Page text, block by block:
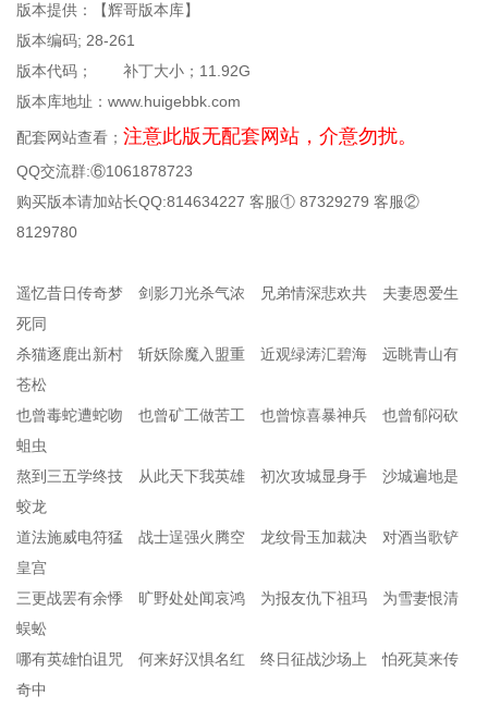
版本提供：【辉哥版本库】
版本编码; 28-261
版本代码； 补丁大小；11.92G
版本库地址：www.huigebbk.com
配套网站查看； 注意此版无配套网站，介意勿扰。
QQ交流群:⑥1061878723
购买版本请加站长QQ:814634227 客服① 87329279 客服②
8129780
遥忆昔日传奇梦 剑影刀光杀气浓 兄弟情深悲欢共 夫妻恩爱生
死同
杀猫逐鹿出新村 斩妖除魔入盟重 近观绿涛汇碧海 远眺青山有
苍松
也曾毒蛇遭蛇吻 也曾矿工做苦工 也曾惊喜暴神兵 也曾郁闷砍
蛆虫
熬到三五学终技 从此天下我英雄 初次攻城显身手 沙城遍地是
蛟龙
道法施威电符猛 战士逞强火腾空 龙纹骨玉加裁决 对酒当歌铲
皇宫
三更战罢有余悸 旷野处处闻哀鸿 为报友仇下祖玛 为雪妻恨清
蜈蚣
哪有英雄怕诅咒 何来好汉惧名红 终日征战沙场上 怕死莫来传
奇中